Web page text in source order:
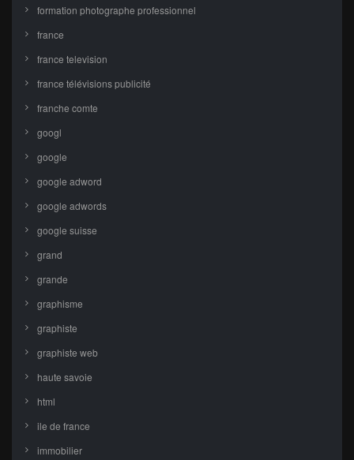
formation photographe professionnel
france
france television
france télévisions publicité
franche comte
googl
google
google adword
google adwords
google suisse
grand
grande
graphisme
graphiste
graphiste web
haute savoie
html
ile de france
immobilier